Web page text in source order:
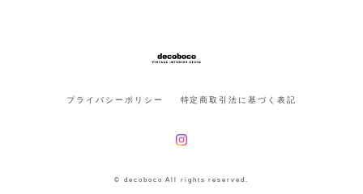
プライバシーポリシー 特定商取引法に基づく表記
© decoboco All rights reserved.